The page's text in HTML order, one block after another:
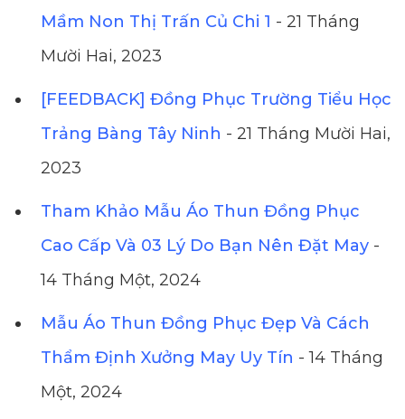
Mầm Non Thị Trấn Củ Chi 1 - 21 Tháng
Mười Hai, 2023
[FEEDBACK] Đồng Phục Trường Tiểu Học
Trảng Bàng Tây Ninh - 21 Tháng Mười Hai,
2023
Tham Khảo Mẫu Áo Thun Đồng Phục
Cao Cấp Và 03 Lý Do Bạn Nên Đặt May -
14 Tháng Một, 2024
Mẫu Áo Thun Đồng Phục Đẹp Và Cách
Thẩm Định Xưởng May Uy Tín - 14 Tháng
Một, 2024